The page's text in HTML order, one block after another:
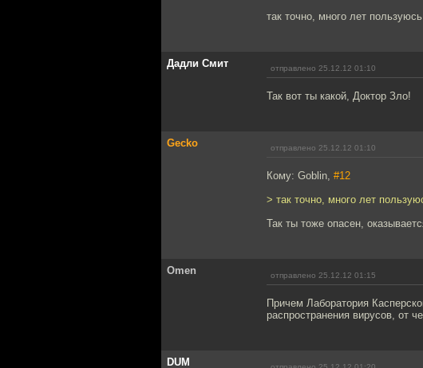
так точно, много лет пользуюсь
Дадли Смит отправлено 25.12.12 01:10
Так вот ты какой, Доктор Зло!
Gecko отправлено 25.12.12 01:10
Кому: Goblin, #12
> так точно, много лет
Так ты тоже опасен,
Omen отправлено 25.12.12 01:15
Причем Лаборатория
распространения вирусов, от
DUM